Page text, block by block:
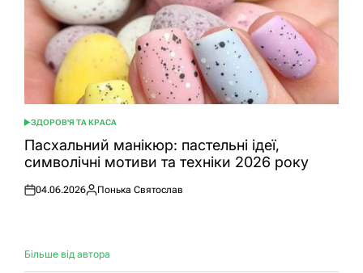
ОПУБЛІКУВАТИ
У
ЗДОРОВ'Я ТА КРАСА
Пасхальний манікюр: пастельні ідеї,
символічні мотиви та техніки 2026 року
Оприлюднено
04.06.2026
Опубліковано
Понька Святослав
Більше від автора